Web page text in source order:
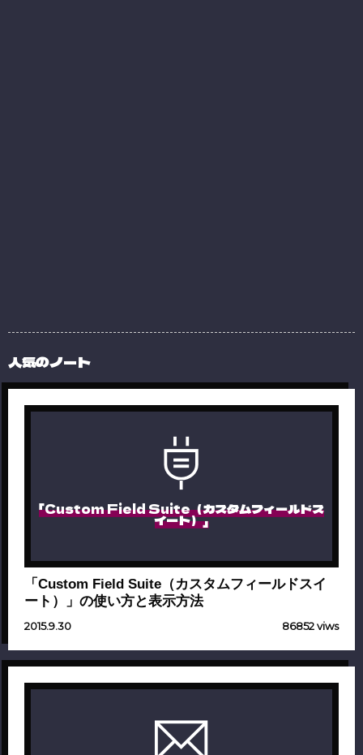
人気のノート
「Custom Field Suite（カスタムフィールドス
イート）」
「Custom Field Suite（カスタムフィールドスイ
ート）」の使い方と表示方法
2015.9.30 86852 viws